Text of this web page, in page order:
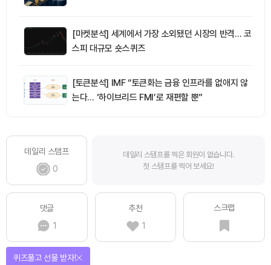
[마켓분석] 세계에서 가장 소외됐던 시장의 반격… 코
스피 대규모 숏스퀴즈
[토큰분석] IMF “토큰화는 금융 인프라를 없애지 않
는다… ‘하이브리드 FMI’로 재편할 뿐”
데일리 스탬프
0
데일리 스탬프를 찍은 회원이 없습니다.
첫 스탬프를 찍어 보세요!
댓글
1
추천
1
스크랩
퀴즈풀고 선물 받자!